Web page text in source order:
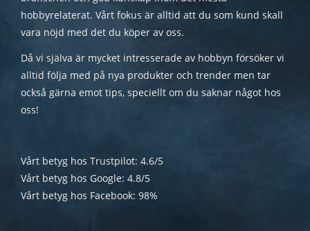
hobbyrelaterat. Vårt fokus är alltid att du som kund skall
vara nöjd med det du köper av oss.
Då vi själva är mycket intresserade av hobbyn försöker vi
alltid följa med på nya produkter och trender men tar
också gärna emot tips, speciellt om du saknar något hos
oss!
Vårt betyg hos Trustpilot: 4.6/5
Vårt betyg hos Google: 4.8/5
Vårt betyg hos Facebook: 98%